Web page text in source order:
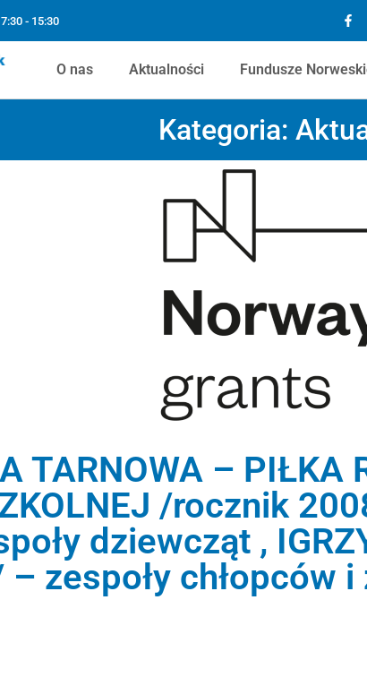
- 15:30
O nas Aktualności Fundusze
Kategoria:
TARNOWA – PIŁKA
/rocznik
dziewcząt ,
zespoły chłopców